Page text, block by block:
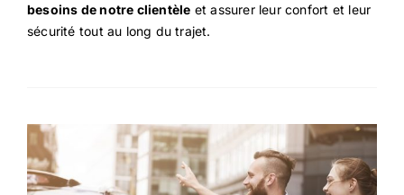
besoins de notre clientèle et assurer leur confort et leur
sécurité tout au long du trajet.